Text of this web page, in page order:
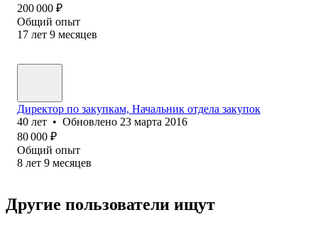
200 000 ₽
Общий опыт
17 лет 9 месяцев
Директор по закупкам, Начальник отдела закупок
40 лет • Обновлено 23 марта 2016
80 000 ₽
Общий опыт
8 лет 9 месяцев
Другие пользователи ищут